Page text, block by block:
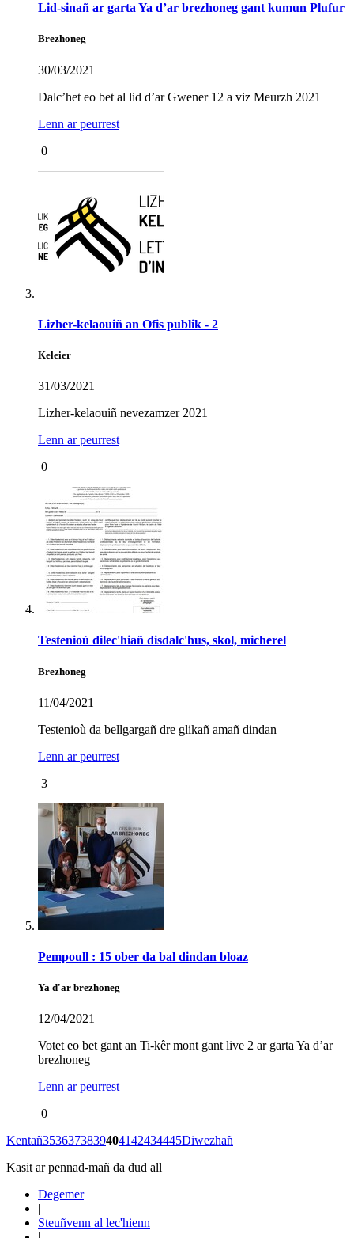
Lid-sinañ ar garta Ya d’ar brezhoneg gant kumun Plufur
Brezhoneg
30/03/2021
Dalc’het eo bet al lid d’ar Gwener 12 a viz Meurzh 2021
Lenn ar peurrest
0
Lizher-kelaouiñ an Ofis publik - 2
Keleier
31/03/2021
Lizher-kelaouiñ nevezamzer 2021
Lenn ar peurrest
0
Testenioù dilec'hiañ disdalc'hus, skol, micherel
Brezhoneg
11/04/2021
Testenioù da bellgargañ dre glikañ amañ dindan
Lenn ar peurrest
3
Pempoull : 15 ober da bal dindan bloaz
Ya d'ar brezhoneg
12/04/2021
Votet eo bet gant an Ti-kêr mont gant live 2 ar garta Ya d’ar
brezhoneg
Lenn ar peurrest
0
Kentañ3536373839404142434445Diwezhañ
Kasit ar pennad-mañ da dud all
Degemer
|
Steuñvenn al lec'hienn